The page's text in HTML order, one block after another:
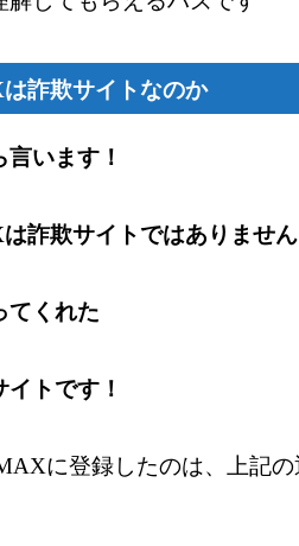
詐欺サイトなのか
います！
詐欺サイトではありませ
てくれた
イトです！
に登録したのは、上記の